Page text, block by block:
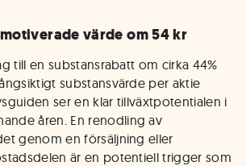
värde om 54 kr
till en substansrabatt om cirka 44%
substansvärde per aktie
ser en klar tillväxtpotentialen i
åren. En renodling av
genom en försäljning eller
är en potentiell trigger som